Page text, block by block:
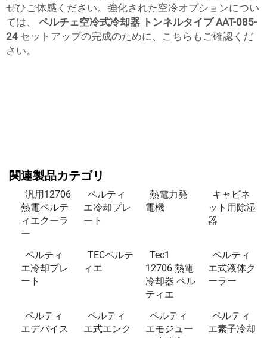
ぜひご体感ください。強化された空冷オプションについ
ては、 ペルチェ空冷式冷却器 トンネルタイプ AAT-085-
24 セットアップの完成のために、こちらもご確認くだ
さい。
関連製品カテゴリ
汎用12706
熱電ペルテ
ィエクーラ
ー
ペルティ
エ冷却プレ
ート
熱電力発
電機
キャビネ
ット用除湿
器
ペルティ
エ冷却プレ
ート
TECペルテ
ィエ
Tec1
12706 熱電
冷却器 ペル
ティエ
ペルティ
エ式液体ク
ーラー
ペルティ
エデバイス
ペルティ
エ式エンク
ペルティ
エモジュー
ペルティ
エ素子冷却